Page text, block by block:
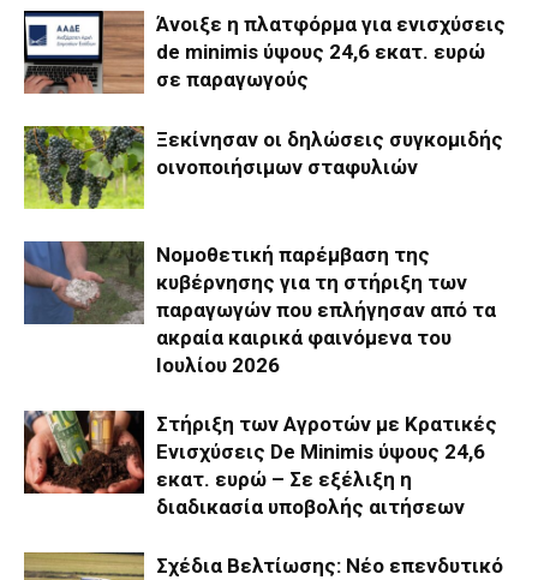
Άνοιξε η πλατφόρμα για ενισχύσεις
de minimis ύψους 24,6 εκατ. ευρώ
σε παραγωγούς
Ξεκίνησαν οι δηλώσεις συγκομιδής
οινοποιήσιμων σταφυλιών
Νομοθετική παρέμβαση της
κυβέρνησης για τη στήριξη των
παραγωγών που επλήγησαν από τα
ακραία καιρικά φαινόμενα του
Ιουλίου 2026
Στήριξη των Αγροτών με Κρατικές
Ενισχύσεις De Minimis ύψους 24,6
εκατ. ευρώ – Σε εξέλιξη η
διαδικασία υποβολής αιτήσεων
Σχέδια Βελτίωσης: Νέο επενδυτικό